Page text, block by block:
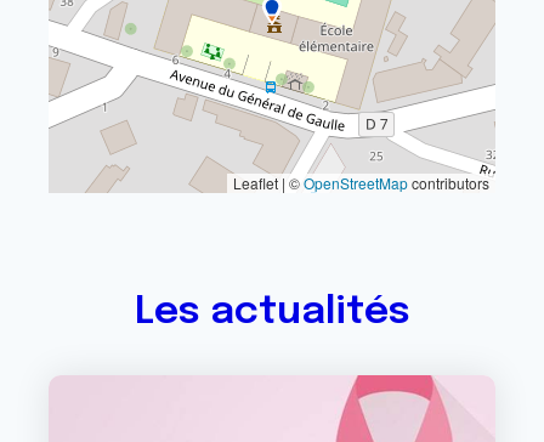
Leaflet | ©OpenStreetMapcontributors
Les actualités
Image